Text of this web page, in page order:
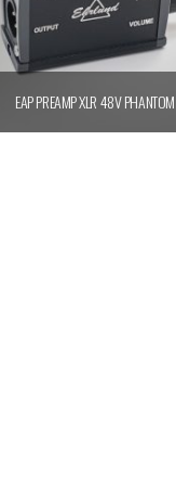
EAP PREAMP XLR 48V PHANTOM